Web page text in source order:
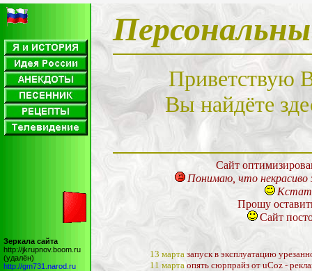
Зеркала сайта
http://jkrupnov.boom.ru
(удалён)
http://gm731.narod.ru
Приветствую
Вы найдёте
Сайт
Понимаю, что некрасиво
Прошу
Сайт
13 марта запуск в эксплуатацию
11 марта опять сюрпрайз от uCoz -